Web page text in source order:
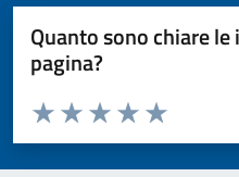
Quanto sono chiare
pagina?
Valuta da 1 a 5 stelle la pagina
Valuta 5
Valuta 4 stelle
Valuta 3 stelle su 5
Valuta 2 stelle su 5
Valuta 1 stelle su 5